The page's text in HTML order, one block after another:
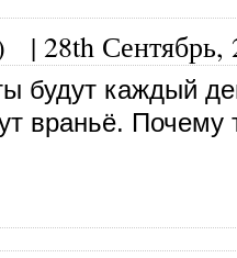
| 28th Сентябрь,
будут каждый
враньё. Почему